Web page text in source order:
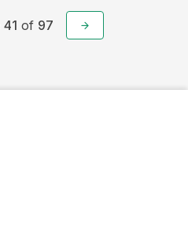
41 of 97